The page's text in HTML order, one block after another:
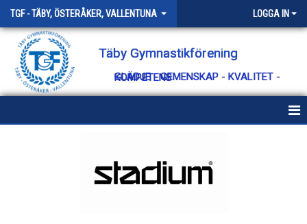
TGF - TÄBY, ÖSTERÅKER, VALLENTUNA LOGGA IN
Täby Gymnastikförening
GLÄDJE - GEMENSKAP - KVALITET - KOMPETENS